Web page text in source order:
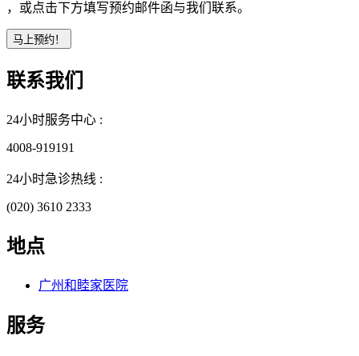
，或点击下方填写预约邮件函与我们联系。
联系我们
24小时服务中心 :
4008-919191
24小时急诊热线 :
(020) 3610 2333
地点
广州和睦家医院
服务